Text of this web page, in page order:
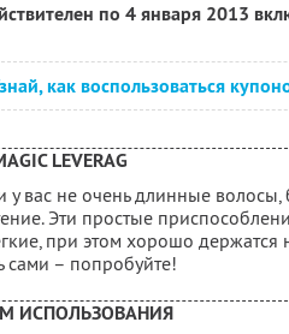
по 4 января 2013
как воспользоваться
LEVERAG
у вас не очень длинные
Эти простые
при этом хорошо держатся
сами – попробуйте!
ИСПОЛЬЗОВАНИЯ